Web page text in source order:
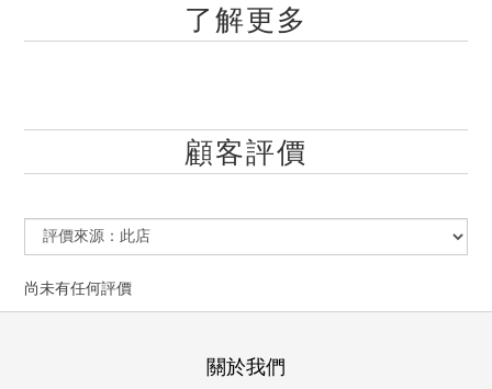
了解更多
顧客評價
尚未有任何評價
關於我們